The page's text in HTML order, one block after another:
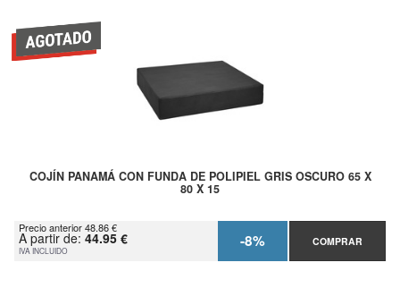
COJÍN PANAMÁ CON FUNDA DE POLIPIEL GRIS OSCURO 65 X
80 X 15
Precio anterior 48.86 €
A partir de: 44.95 €
IVA INCLUIDO -8% COMPRAR